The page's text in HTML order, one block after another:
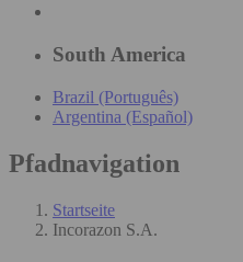
South America
Brazil (Português)
Argentina (Español)
Pfadnavigation
Startseite
Incorazon S.A.